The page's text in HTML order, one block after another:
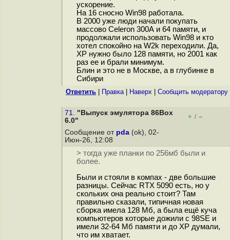
ускорение.
На 16 сносно Win98 работала.
В 2000 уже люди начали покупать
массово Celeron 300А и 64 памяти, и
продолжали использовать Win98 и кто
хотел спокойно на W2k переходили. Да,
XP нужно было 128 памяти, но 2001 как
раз ее и брали минимум.
Блин и это не в Москве, а в глубинке в
Сибири
Ответить Правка| Наверх Cообщить модератору
71. "Выпуск эмулятора 86Box
6.0"
+ / –
Сообщение от pda (ok), 02-
Июн-26, 12:08
> тогда уже планки по 256мб были и
более.
Были и стояли в компах - две большие
разницы. Сейчас RTX 5090 есть, но у
скольких она реально стоит? Там
правильно сказали, типичная новая
сборка имела 128 Мб, а была ещё куча
компьютеров которые дожили с 98SE и
имели 32-64 Мб памяти и до XP думали,
что им хватает.